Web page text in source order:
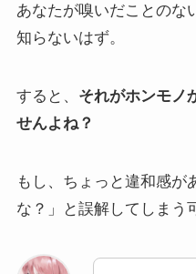
あなたが嗅いだことのな
知らないはず。
すると、 それがホンモノ
せんよね？
もし、ちょっと違和感が
な？」と誤解してしまう